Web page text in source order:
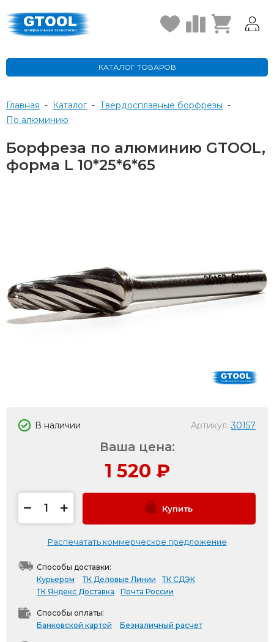
КАТАЛОГ ТОВАРОВ
Главная - Каталог - Твёрдосплавные борфрезы -
по алюминию
Борфреза по алюминию GTOOL,
форма L 10*25*6*65
В наличии Артикул:30157
Ваша цена:
1 520 ₽
Купить
Распечатать коммерческое предложение
Способы доставки:
Курьером
ТК Деловые Линии
ТК СДЭК
ТК Яндекс Доставка
Почта России
Способы оплаты:
Банковской картой
Безналичный расчет